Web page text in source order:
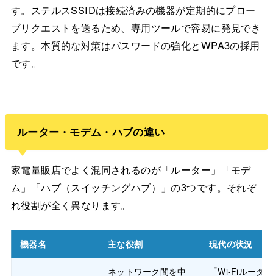
す。ステルスSSIDは接続済みの機器が定期的にプロー
ブリクエストを送るため、専用ツールで容易に発見でき
ます。本質的な対策はパスワードの強化とWPA3の採用
です。
ルーター・モデム・ハブの違い
家電量販店でよく混同されるのが「ルーター」「モデ
ム」「ハブ（スイッチングハブ）」の3つです。それぞ
れ役割が全く異なります。
機器名 主な役割 現代の状況
ネットワーク間を中
「Wi-Fiルータ